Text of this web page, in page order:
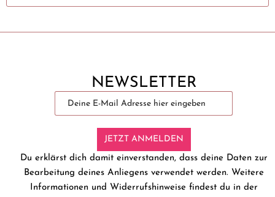
NEWSLETTER
JETZT ANMELDEN
Du erklärst dich damit einverstanden, dass deine Daten zur
Bearbeitung deines Anliegens verwendet werden. Weitere
Informationen und Widerrufshinweise findest du in der